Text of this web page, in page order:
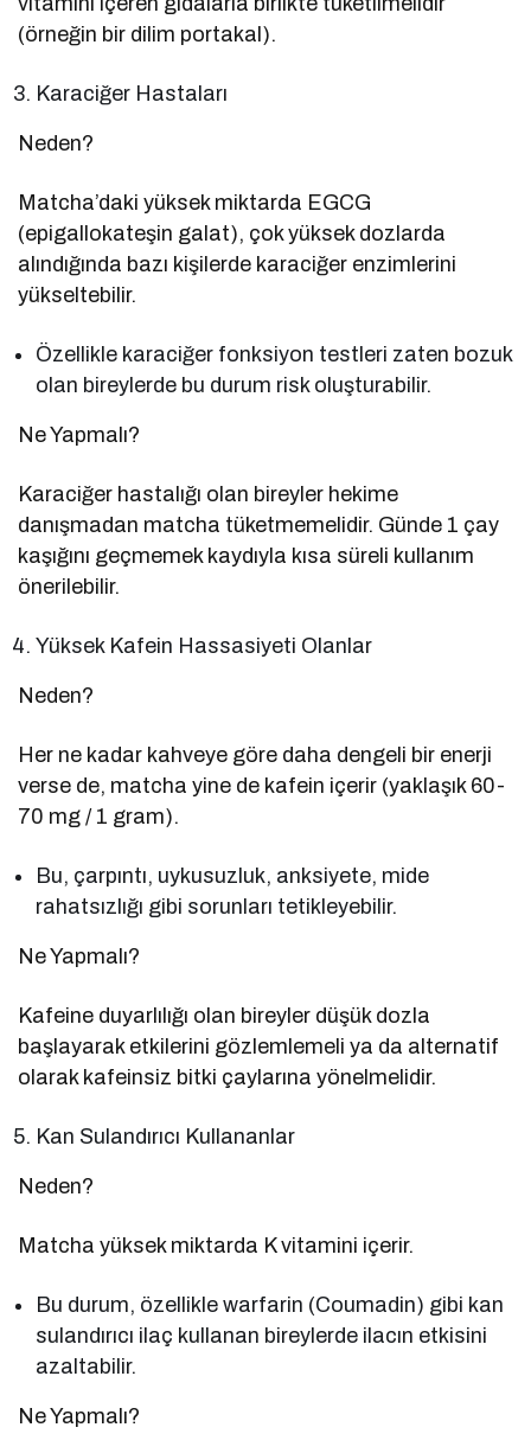
(örneğin bir dilim portakal).
Karaciğer Hastaları
Neden?
Matcha’daki yüksek miktarda EGCG
(epigallokateşin galat), çok yüksek dozlarda
alındığında bazı kişilerde karaciğer enzimlerini
yükseltebilir.
Özellikle karaciğer fonksiyon testleri zaten bozuk
olan bireylerde bu durum risk oluşturabilir.
Ne Yapmalı?
Karaciğer hastalığı olan bireyler hekime
danışmadan matcha tüketmemelidir. Günde 1 çay
kaşığını geçmemek kaydıyla kısa süreli kullanım
önerilebilir.
Yüksek Kafein Hassasiyeti Olanlar
Neden?
Her ne kadar kahveye göre daha dengeli bir enerji
verse de, matcha yine de kafein içerir (yaklaşık 60-
70 mg / 1 gram).
Bu, çarpıntı, uykusuzluk, anksiyete, mide
rahatsızlığı gibi sorunları tetikleyebilir.
Ne Yapmalı?
Kafeine duyarlılığı olan bireyler düşük dozla
başlayarak etkilerini gözlemlemeli ya da alternatif
olarak kafeinsiz bitki çaylarına yönelmelidir.
Kan Sulandırıcı Kullananlar
Neden?
Matcha yüksek miktarda K vitamini içerir.
Bu durum, özellikle warfarin (Coumadin) gibi kan
sulandırıcı ilaç kullanan bireylerde ilacın etkisini
azaltabilir.
Ne Yapmalı?